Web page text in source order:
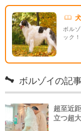
ボル
ック！
ボルゾイの記
超至近
立つ超